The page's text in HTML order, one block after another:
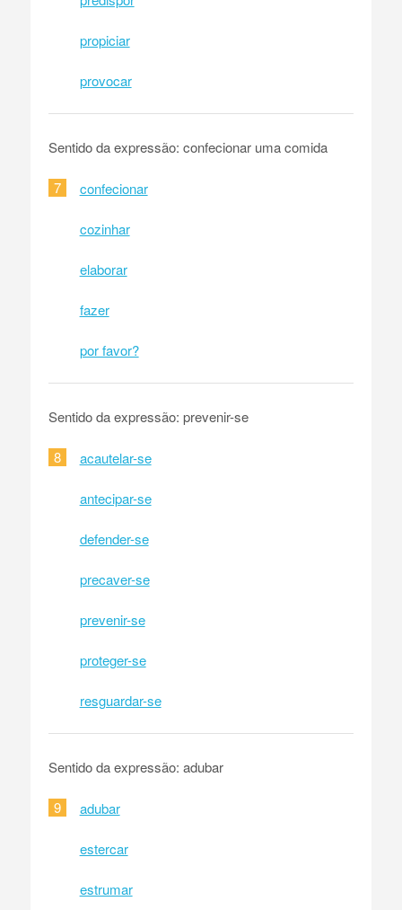
propiciar
provocar
Sentido da expressão: confecionar uma comida
7 confecionar
cozinhar
elaborar
fazer
por favor?
Sentido da expressão: prevenir-se
8 acautelar-se
antecipar-se
defender-se
precaver-se
prevenir-se
proteger-se
resguardar-se
Sentido da expressão: adubar
9 adubar
estercar
estrumar